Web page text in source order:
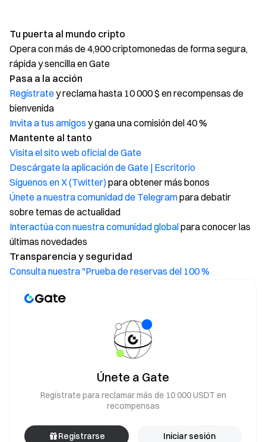
Tu puerta al mundo cripto
Opera con más de 4,900 criptomonedas de forma segura,
rápida y sencilla en Gate
Pasa a la acción
Regístratey reclama hasta 10 000 $ en recompensas de
bienvenida
Invita a tus amigos y gana una comisión del 40 %
Mantente al tanto
Visita el sito web oficial de Gate
Descárgate la aplicación de Gate | Escritorio
Síguenos en X (Twitter)para obtener más bonos
Únete a nuestra comunidad de Telegrampara debatir
sobre temas de actualidad
Interactúa con nuestra comunidad globalpara conocer las
últimas novedades
Transparencia y seguridad
Consulta nuestra "Prueba de reservas del 100 %
Únete a Gate
Regístrate para reclamar más de 10 000 USDT en
recompensas
Registrarse Iniciar sesión